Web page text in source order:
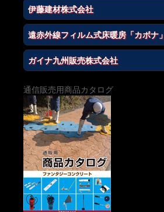
伊藤建材株式会社
遠赤外線フィルム式床暖房「カボナ」
ガイナ九州販売株式会社
通信販売用商品カタログ